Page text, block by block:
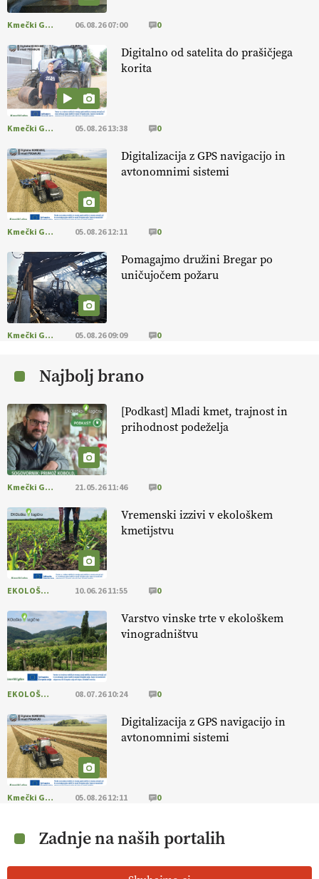
EKOloško = logično: VLOG Ekološko
kmetijstvo brez škropljenja?
EKOloško = logično: ekološka kmetija
ALTENBAHER
EKOloško = logično: ekološko oljarstvo
MORGAN
EKOloško = logično: ekološka kmetija
FREŠER
KMETIJSKA LIGA PRVAKOV: POMLADITEV
KMETIJSKE EKIPE
KMETIJSKA LIGA PRVAKOV: UKRAJINA vs.
EVROPA
EKOloško = logično: ekološka kmetija
EKOloško = logično: VLOG Okus je
pomembnejši od izgleda
EKOloško = logično: ekološka kmetija PR'
RAKARI
Kmečki Glas 06.08.26 07:00 0
Digitalno od satelita do prašičjega
korita
Kmečki Glas 05.08.26 13:38 0
Digitalizacija z GPS navigacijo in
avtonomnimi sistemi
Kmečki Glas 05.08.26 12:11 0
Pomagajmo družini Bregar po
uničujočem požaru
Kmečki Glas 05.08.26 09:09 0
Najbolj brano
[Podkast] Mladi kmet, trajnost in
prihodnost podeželja
Kmečki Glas 21.05.26 11:46 0
Vremenski izzivi v ekološkem
kmetijstvu
EKOLOŠKO LOGIČNO 10.06.26 11:55 0
Varstvo vinske trte v ekološkem
vinogradništvu
EKOLOŠKO LOGIČNO 08.07.26 10:24 0
Digitalizacija z GPS navigacijo in
avtonomnimi sistemi
Kmečki Glas 05.08.26 12:11 0
Zadnje na naših portalih